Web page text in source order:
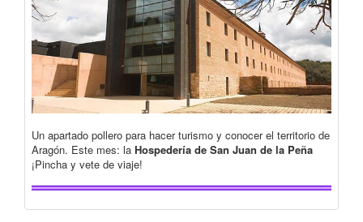
Un apartado pollero para hacer turismo y conocer el territorio de
Aragón. Este mes: la Hospedería de San Juan de la Peña
¡Pincha y vete de viaje!